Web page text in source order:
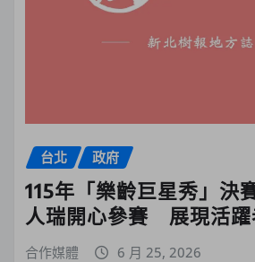
台北 政府
115年「樂齡巨星秀」
人瑞開心參賽 展現活躍
合作媒體 6 月 25, 2026